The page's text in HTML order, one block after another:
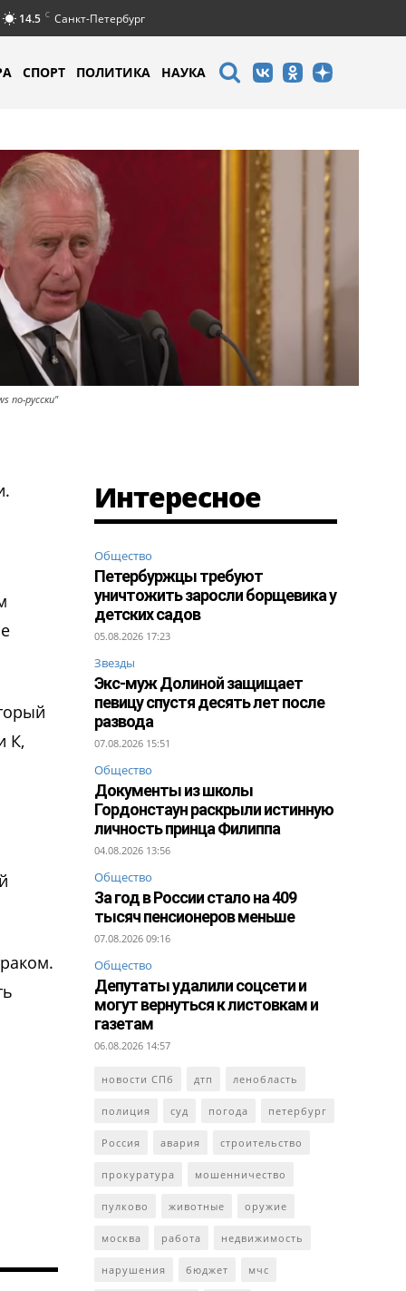
14.5 C Санкт-Петербург
СПОРТ ПОЛИТИКА НАУКА
по-русски"
К,
Интересное
Общество
Петербуржцы требуют
уничтожить заросли борщевика у
детских садов
05.08.2026 17:23
Звезды
Экс-муж Долиной защищает
певицу спустя десять лет после
развода
07.08.2026 15:51
Общество
Документы из школы
Гордонстаун раскрыли истинную
личность принца Филиппа
04.08.2026 13:56
Общество
За год в России стало на 409
тысяч пенсионеров меньше
07.08.2026 09:16
Общество
Депутаты удалили соцсети и
могут вернуться к листовкам и
газетам
06.08.2026 14:57
новости СПб дтп ленобласть
полиция суд погода петербург
Россия авария строительство
прокуратура мошенничество
пулково животные оружие
москва работа недвижимость
нарушения бюджет мчс